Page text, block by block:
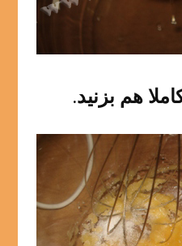
هم بزنید.